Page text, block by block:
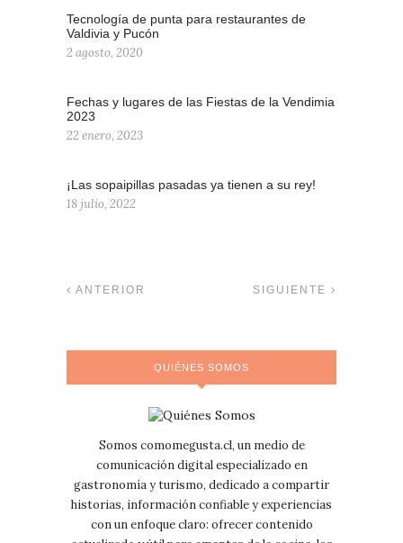
Tecnología de punta para restaurantes de
Valdivia y Pucón
2 agosto, 2020
Fechas y lugares de las Fiestas de la Vendimia
2023
22 enero, 2023
¡Las sopaipillas pasadas ya tienen a su rey!
18 julio, 2022
ANTERIOR SIGUIENTE
QUIÉNES SOMOS
Somos comomegusta.cl, un medio de
comunicación digital especializado en
gastronomía y turismo, dedicado a compartir
historias, información confiable y experiencias
con un enfoque claro: ofrecer contenido